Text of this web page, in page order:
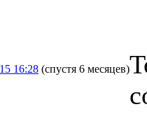
16:28 (спустя 6 месяцев)